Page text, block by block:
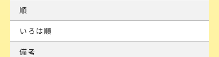
順
いろは順
備考